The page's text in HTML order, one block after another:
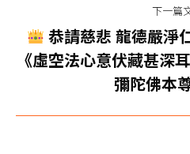
航
篇
文
下一篇
下
一
恭請慈悲 龍德嚴淨
《虛空法心意伏藏甚深
彌陀佛本